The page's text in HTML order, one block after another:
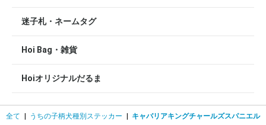
迷子札・ネームタグ
Hoi Bag・雑貨
Hoiオリジナルだるま
全て うちの子柄犬種別ステッカー キャバリアキングチャールズスパニエル